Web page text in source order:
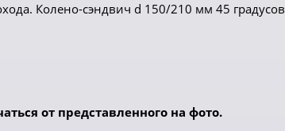
Колено-сэндвич d 150/210 мм 45
от представленного на фото.